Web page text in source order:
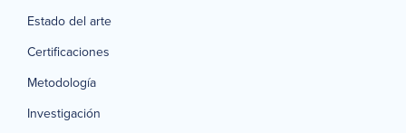
Estado del arte
Certificaciones
Metodología
Investigación